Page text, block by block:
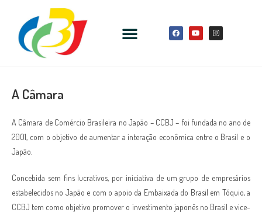
A Câmara
A Câmara de Comércio Brasileira no Japão – CCBJ – foi fundada no ano de
2001, com o objetivo de aumentar a interação econômica entre o Brasil e o
Japão.
Concebida sem fins lucrativos, por iniciativa de um grupo de empresários
estabelecidos no Japão e com o apoio da Embaixada do Brasil em Tóquio, a
CCBJ tem como objetivo promover o investimento japonês no Brasil e vice-